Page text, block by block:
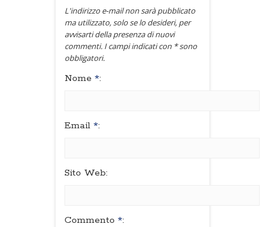
L'indirizzo e-mail non sarà pubblicato
ma utilizzato, solo se lo desideri, per
avvisarti della presenza di nuovi
commenti. I campi indicati con * sono
obbligatori.
Nome *:
Email *:
Sito Web:
Commento *: